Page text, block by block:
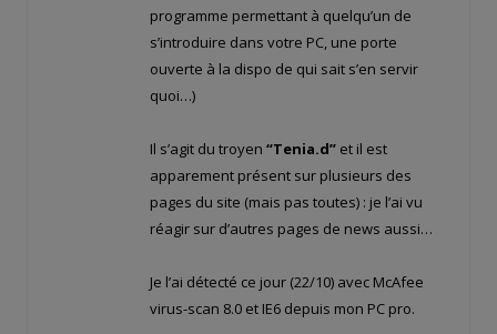
programme permettant à quelqu’un de
s’introduire dans votre PC, une porte
ouverte à la dispo de qui sait s’en servir
quoi…)
Il s’agit du troyen “Tenia.d” et il est
apparement présent sur plusieurs des
pages du site (mais pas toutes) : je l’ai vu
réagir sur d’autres pages de news aussi…
Je l’ai détecté ce jour (22/10) avec McAfee
virus-scan 8.0 et IE6 depuis mon PC pro.